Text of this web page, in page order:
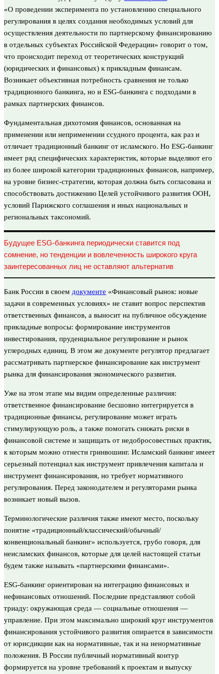
«О проведении эксперимента по установлению специального
регулирования в целях создания необходимых условий для
осуществления деятельности по партнерскому финансированию
в отдельных субъектах Российской Федерации» говорит о том,
что происходит переход от теоретических конструкций
(юридических и финансовых) к прикладным финансам.
Возникает объективная потребность сравнения не только
традиционного банкинга, но и ESG-банкинга с подходами в
рамках партнерских финансов.
Фундаментальная дихотомия финансов, основанная на
применении или неприменении ссудного процента, как раз и
отличает традиционный банкинг от исламского. Но ESG-банкинг
имеет ряд специфических характеристик, которые выделяют его
из более широкой категории традиционных финансов, например,
на уровне бизнес-стратегии, которая должна быть согласована и
способствовать достижению Целей устойчивого развития ООН,
условий Парижского соглашения и иных национальных и
региональных таксономий.
Будущее ESG-банкинга периодически ставится под
сомнение, но тенденции и вовлеченность широкого круга
заинтересованных лиц не оставляют альтернатив
Банк России в своем документе «Финансовый рынок: новые
задачи в современных условиях» не ставит вопрос перспектив
ответственных финансов, а выносит на публичное обсуждение
прикладные вопросы: формирование инструментов
инвестирования, пруденциальное регулирование и рынок
углеродных единиц. В этом же документе регулятор предлагает
рассматривать партнерское финансирование как инструмент
рынка для финансирования экономического развития.
Уже на этом этапе мы видим определенные различия:
ответственное финансирование бесшовно интегрируется в
традиционные финансы, регулирование может играть
стимулирующую роль, а также помогать снижать риски в
финансовой системе и защищать от недобросовестных практик,
к которым можно отнести гринвошинг. Исламский банкинг имеет
серьезный потенциал как инструмент привлечения капитала и
инструмент финансирования, но требует нормативного
регулирования. Перед законодателем и регуляторами рынка
возникает новый вызов.
Терминологические различия также имеют место, поскольку
понятие «традиционный/классический/обычный/
конвенциональный банкинг» используется, грубо говоря, для
неисламских финансов, которые для целей настоящей статьи
будем также называть «партнерскими финансами».
ESG-банкинг ориентирован на интеграцию финансовых и
нефинансовых отношений. Последние представляют собой
триаду: окружающая среда — социальные отношения —
управление. При этом максимально широкий круг инструментов
финансирования устойчивого развития опирается в зависимости
от юрисдикции как на нормативные, так и на ненормативные
положения. В России публичный нормативный контур
формируется на уровне требований к проектам и выпуску